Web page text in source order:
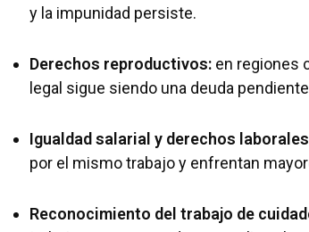
y la impunidad persiste.
Derechos reproductivos: en regiones
legal sigue siendo una deuda
Igualdad salarial y derechos
por el mismo trabajo y enfrentan
Reconocimiento del trabajo de